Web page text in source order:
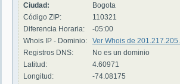
Ciudad:
Bogota
Código ZIP:
110321
Diferencia Horaria:
-05:00
Whois IP - Dominio:
Ver Whois de
Registros DNS:
No es un dominio
Latitud:
4.60971
Longitud:
-74.08175